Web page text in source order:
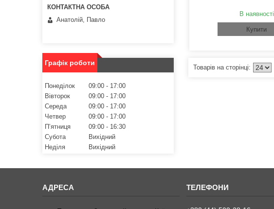
В наявності
Купити
Анатолій, Павло
Графік роботи
Понеділок 09:00
17:00
Вівторок
09:00
17:00
Середа
09:00
17:00
Четвер
09:00
17:00
Пʼятниця
09:00
16:30
Субота
Вихідний
Неділя
Вихідний